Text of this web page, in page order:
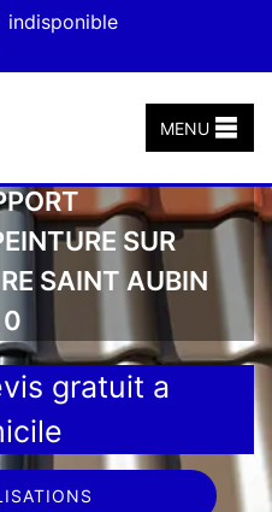
indisponible
MENU
SUR
SAINT AUBIN
gratuit a